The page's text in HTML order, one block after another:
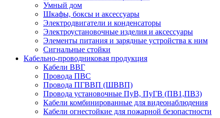
Умный дом
Шкафы, боксы и аксессуары
Электродвигатели и конденсаторы
Электроустановочные изделия и аксессуары
Элементы питания и зарядные устройства к ним
Сигнальные стойки
Кабельно-проводниковая продукция
Кабели ВВГ
Провода ПВС
Провода ПГВВП (ШВВП)
Провода установочные ПуВ, ПуГВ (ПВ1,ПВ3)
Кабели комбинированные для видеонаблюдения
Кабели огнестойкие для пожарной безопастности